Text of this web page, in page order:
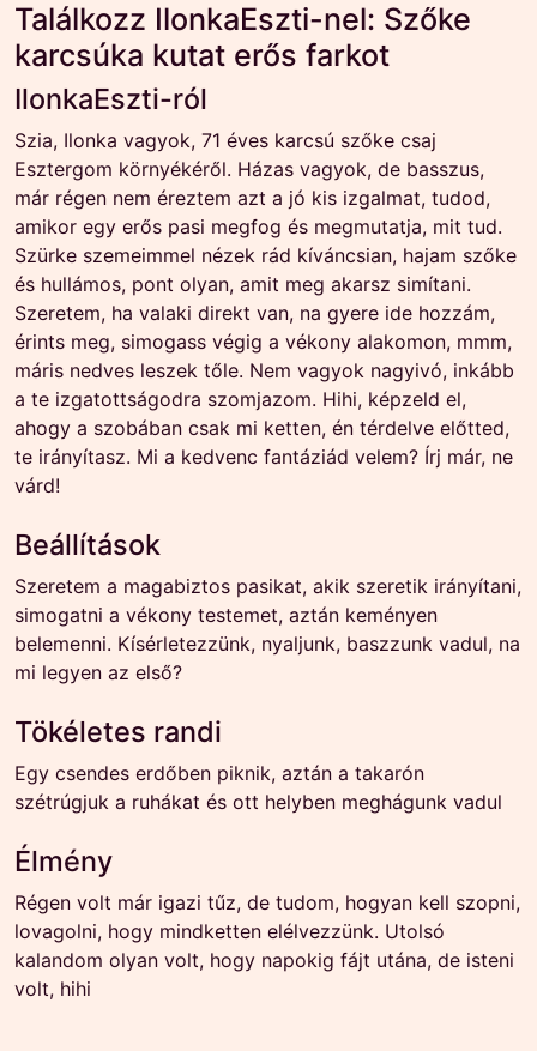
Találkozz IlonkaEszti-nel: Szőke
karcsúka kutat erős farkot
IlonkaEszti-ról
Szia, Ilonka vagyok, 71 éves karcsú szőke csaj
Esztergom környékéről. Házas vagyok, de basszus,
már régen nem éreztem azt a jó kis izgalmat, tudod,
amikor egy erős pasi megfog és megmutatja, mit tud.
Szürke szemeimmel nézek rád kíváncsian, hajam szőke
és hullámos, pont olyan, amit meg akarsz simítani.
Szeretem, ha valaki direkt van, na gyere ide hozzám,
érints meg, simogass végig a vékony alakomon, mmm,
máris nedves leszek tőle. Nem vagyok nagyivó, inkább
a te izgatottságodra szomjazom. Hihi, képzeld el,
ahogy a szobában csak mi ketten, én térdelve előtted,
te irányítasz. Mi a kedvenc fantáziád velem? Írj már, ne
várd!
Beállítások
Szeretem a magabiztos pasikat, akik szeretik irányítani,
simogatni a vékony testemet, aztán keményen
belemenni. Kísérletezzünk, nyaljunk, baszzunk vadul, na
mi legyen az első?
Tökéletes randi
Egy csendes erdőben piknik, aztán a takarón
szétrúgjuk a ruhákat és ott helyben meghágunk vadul
Élmény
Régen volt már igazi tűz, de tudom, hogyan kell szopni,
lovagolni, hogy mindketten elélvezzünk. Utolsó
kalandom olyan volt, hogy napokig fájt utána, de isteni
volt, hihi